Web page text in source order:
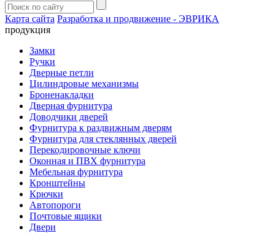
Карта сайта Разработка и продвижение - ЭВРИКА
продукция
Замки
Ручки
Дверные петли
Цилиндровые механизмы
Броненакладки
Дверная фурнитура
Доводчики дверей
Фурнитура к раздвижным дверям
Фурнитура для стеклянных дверей
Перекодировочные ключи
Оконная и ПВХ фурнитура
Мебельная фурнитура
Кронштейны
Крючки
Автопороги
Почтовые ящики
Двери